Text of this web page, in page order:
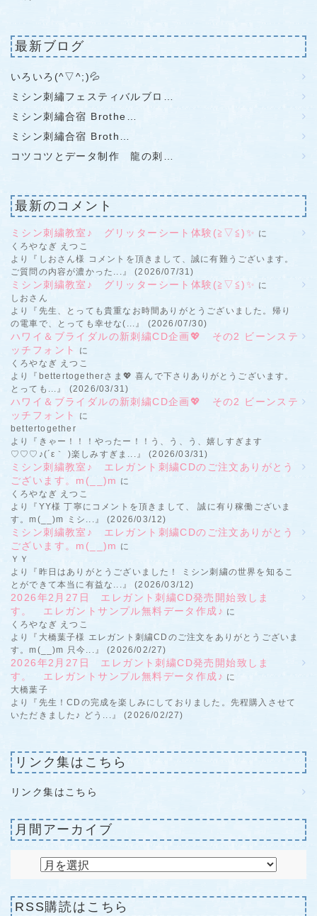
最新ブログ
いろいろ(^▽^;)💦
ミシン刺繡フェスティバルブロ…
ミシン刺繡合宿 Brothe…
ミシン刺繡合宿 Broth…
コツコツとデータ制作 龍の刺…
最新のコメント
ミシン刺繍教室♪ グリッターシート体験(≧▽≦)✨ に
くろやなぎ えつこ
より『しおさん様 コメントを頂きまして、誠に有難うございます。
ご質問の内容が濃かった...』 (2026/07/31)
ミシン刺繍教室♪ グリッターシート体験(≧▽≦)✨ に
しおさん
より『先生、とっても貴重なお時間ありがとうございました。帰り
の電車で、とっても幸せな(...』 (2026/07/30)
ハワイ＆ブライダルの新刺繍CD企画💖 その2 ビーンステ
ッチフォント
に
くろやなぎ えつこ
より『bettertogetherさま💖 喜んで下さりありがとうございます。
とっても...』 (2026/03/31)
ハワイ＆ブライダルの新刺繍CD企画💖 その2 ビーンステ
ッチフォント
に
bettertogether
より『きゃー！！！やったー！！う、う、う、嬉しすぎます
♡♡♡♪(´ε｀ )楽しみすぎま...』 (2026/03/31)
ミシン刺繍教室♪ エレガント刺繍CDのご注文ありがとう
ございます。m(__)m に
くろやなぎ えつこ
より『YY様 丁寧にコメントを頂きまして、 誠に有り稼働ございま
す。m(__)m ミシ...』 (2026/03/12)
ミシン刺繍教室♪ エレガント刺繍CDのご注文ありがとう
ございます。m(__)m に
ＹＹ
より『昨日はありがとうございました！ ミシン刺繍の世界を知るこ
とができて本当に有益な...』 (2026/03/12)
2026年2月27日 エレガント刺繍CD発売開始致しま
す。 エレガントサンプル無料データ作成♪ に
くろやなぎ えつこ
より『大橋葉子様 エレガント刺繍CDのご注文をありがとうございま
す。m(__)m 只今...』 (2026/02/27)
2026年2月27日 エレガント刺繍CD発売開始致しま
す。 エレガントサンプル無料データ作成♪ に
大橋葉子
より『先生！CDの完成を楽しみにしておりました。先程購入させて
いただきました♪ どう...』 (2026/02/27)
リンク集はこちら
リンク集はこちら
月間アーカイブ
RSS購読はこちら